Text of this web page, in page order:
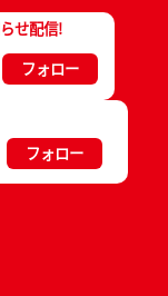
せ配信!
フォロー
フォロー